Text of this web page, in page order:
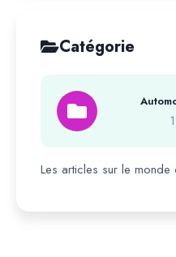
Catégorie
Les articles sur le monde